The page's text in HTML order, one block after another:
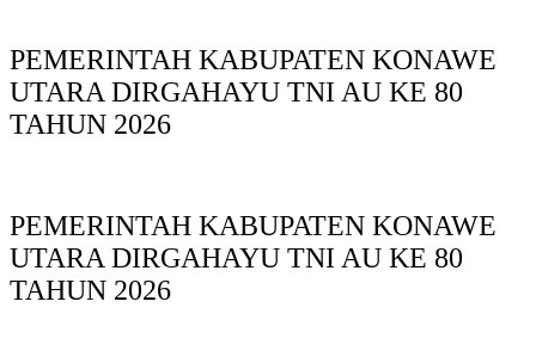
PEMERINTAH KABUPATEN KONAWE
UTARA DIRGAHAYU TNI AU KE 80
TAHUN 2026
PEMERINTAH KABUPATEN KONAWE
UTARA DIRGAHAYU TNI AU KE 80
TAHUN 2026